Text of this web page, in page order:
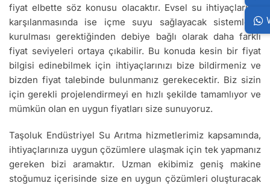
fiyat elbette söz konusu olacaktır. Evsel su ihtiyaçlarının
karşılanmasında ise içme suyu sağlayacak sistemlerin
kurulması gerektiğinden debiye bağlı olarak daha farklı
fiyat seviyeleri ortaya çıkabilir. Bu konuda kesin bir fiyat
bilgisi edinebilmek için ihtiyaçlarınızı bize bildirmeniz ve
bizden fiyat talebinde bulunmanız gerekecektir. Biz sizin
için gerekli projelendirmeyi en hızlı şekilde tamamlıyor ve
mümkün olan en uygun fiyatları size sunuyoruz.
Taşoluk Endüstriyel Su Arıtma hizmetlerimiz kapsamında,
ihtiyaçlarınıza uygun çözümlere ulaşmak için tek yapmanız
gereken bizi aramaktır. Uzman ekibimiz geniş makine
stoğumuz içerisinde size en uygun çözümleri oluşturacak